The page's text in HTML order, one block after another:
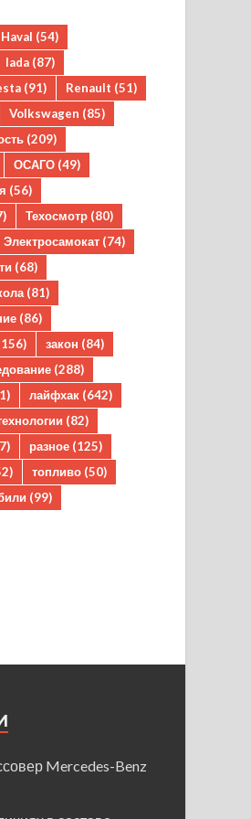
Haval (54)
lada (87)
(91) Renault (51)
Volkswagen (85)
(209)
ОСАГО (49)
(56)
Техосмотр (80)
Электросамокат (74)
(68)
(81)
(86)
закон (84)
(288)
лайфхак (642)
(82)
разное (125)
топливо (50)
(99)
Mercedes-Benz